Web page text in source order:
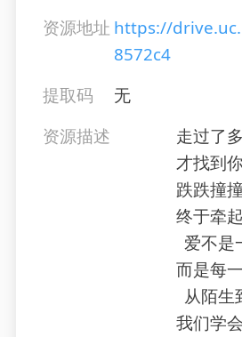
资源地址 https://
8572c4
提取码
无
资源描述
走过了
才找到
跌跌撞
终于牵
爱不是
而是每
从陌生
我们学